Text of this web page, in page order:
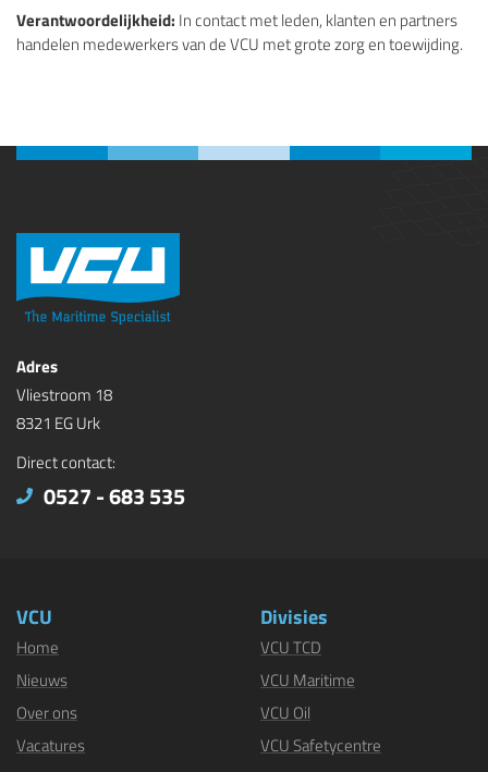
Verantwoordelijkheid: In contact met leden, klanten en partners
handelen medewerkers van de VCU met grote zorg en toewijding.
Adres
Vliestroom 18
8321 EG Urk
Direct contact:
0527 - 683 535
VCU
Home
Nieuws
Over ons
Vacatures
Divisies
VCU TCD
VCU Maritime
VCU Oil
VCU Safetycentre